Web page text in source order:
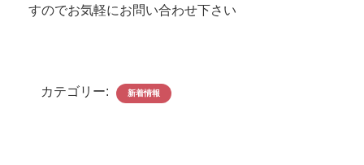
すのでお気軽にお問い合わせ下さい
カテゴリー: 新着情報